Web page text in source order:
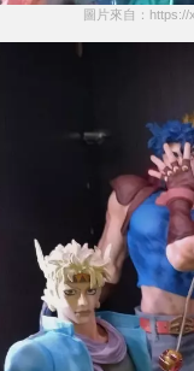
圖片來自：